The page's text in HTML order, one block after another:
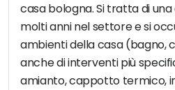
casa bologna. Si tratta di
molti anni nel settore e si
ambienti della casa (bagno,
anche di interventi più
amianto, cappotto termico,